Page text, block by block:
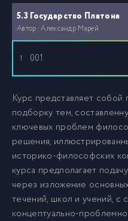
5.3 Государство Платона
Автор: Александр Марей
1 001
Курс представляет
подборку тем,
ключевых проблем
решения,
историко-философских
курса предполагает
через изложение
течений, школ и учений, с
концептуально-